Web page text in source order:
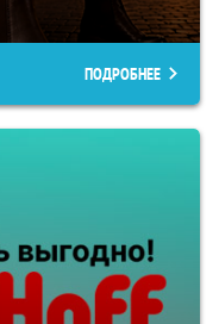
ПОДРОБНЕЕ